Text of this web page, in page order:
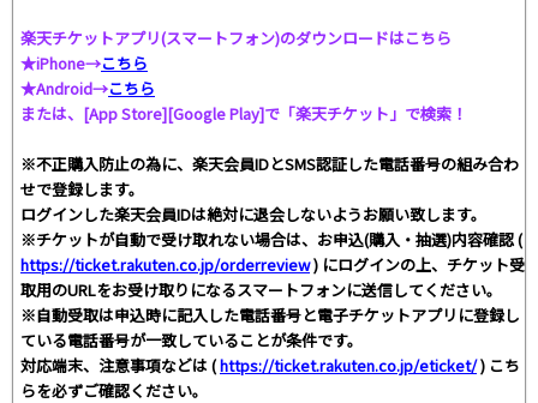
楽天チケットアプリ(スマートフォン)のダウンロードはこちら
★iPhone→こちら
★Android→こちら
または、[App Store][Google Play]で「楽天チケット」で検索！
※不正購入防止の為に、楽天会員IDとSMS認証した電話番号の組み合わ
せで登録します。
ログインした楽天会員IDは絶対に退会しないようお願い致します。
※チケットが自動で受け取れない場合は、お申込(購入・抽選)内容確認 (
https://ticket.rakuten.co.jp/orderreview) にログインの上、チケット受
取用のURLをお受け取りになるスマートフォンに送信してください。
※自動受取は申込時に記入した電話番号と電子チケットアプリに登録し
ている電話番号が一致していることが条件です。
対応端末、注意事項などは (https://ticket.rakuten.co.jp/eticket/) こち
らを必ずご確認ください。